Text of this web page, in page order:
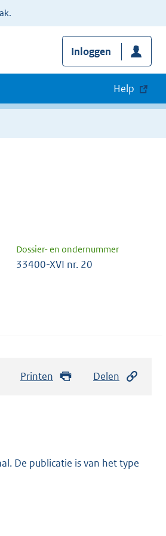
Inloggen
Help
Dossier- en ondernummer
33400-XVI nr. 20
Printen Delen
De publicatie is van het type